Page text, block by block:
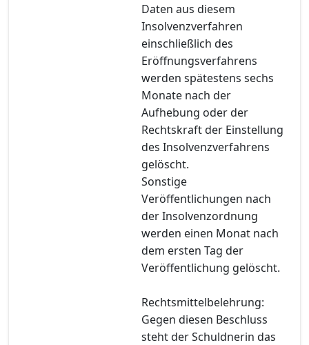
Daten aus diesem
Insolvenzverfahren
einschließlich des
Eröffnungsverfahrens
werden spätestens sechs
Monate nach der
Aufhebung oder der
Rechtskraft der Einstellung
des Insolvenzverfahrens
gelöscht.
Sonstige
Veröffentlichungen nach
der Insolvenzordnung
werden einen Monat nach
dem ersten Tag der
Veröffentlichung gelöscht.
Rechtsmittelbelehrung:
Gegen diesen Beschluss
steht der Schuldnerin das